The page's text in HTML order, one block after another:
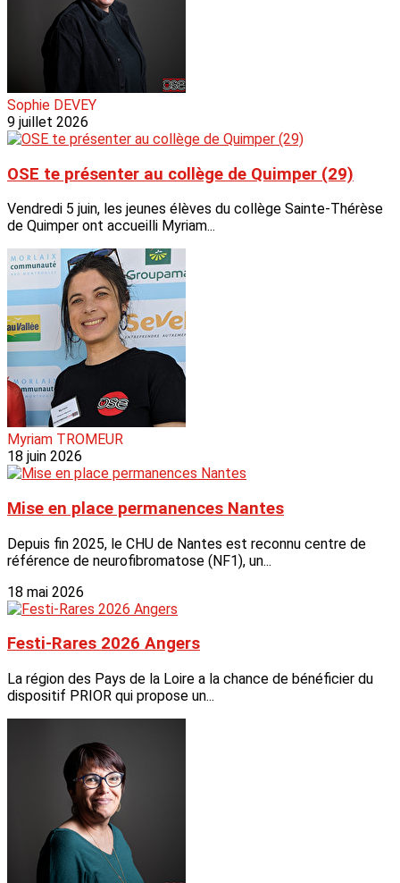
Sophie DEVEY
9 juillet 2026
OSE te présenter au collège de Quimper (29)
Vendredi 5 juin, les jeunes élèves du collège Sainte-Thérèse
de Quimper ont accueilli Myriam...
Myriam TROMEUR
18 juin 2026
Mise en place permanences Nantes
Depuis fin 2025, le CHU de Nantes est reconnu centre de
référence de neurofibromatose (NF1), un...
18 mai 2026
Festi-Rares 2026 Angers
La région des Pays de la Loire a la chance de bénéficier du
dispositif PRIOR qui propose un...